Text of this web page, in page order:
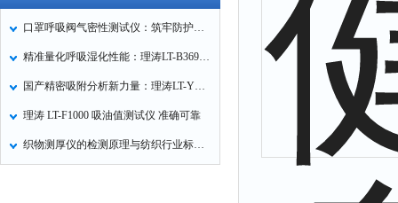
口罩呼吸阀气密性测试仪：筑牢防护口罩的质量关卡
精准量化呼吸湿化性能：理涛LT-B369湿化器数据采集装置技术解析
国产精密吸附分析新力量：理涛LT-Y019A全自动高压吸附仪的性能与应用解析
理涛 LT-F1000 吸油值测试仪 准确可靠
织物测厚仪的检测原理与纺织行业标准化应用